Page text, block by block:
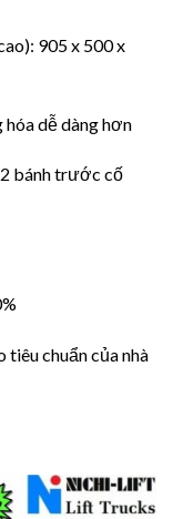
905 x 500 x
hóa dễ dàng hơn
2 bánh trước cố
tiêu chuẩn của nhà